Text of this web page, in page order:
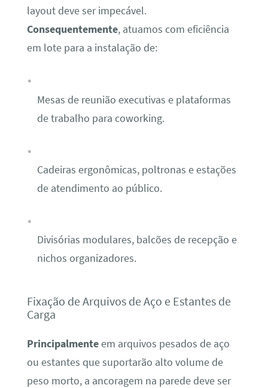
layout deve ser impecável.
Consequentemente, atuamos com eficiência
em lote para a instalação de:
Mesas de reunião executivas e plataformas
de trabalho para coworking.
Cadeiras ergonômicas, poltronas e estações
de atendimento ao público.
Divisórias modulares, balcões de recepção e
nichos organizadores.
Fixação de Arquivos de Aço e Estantes de
Carga
Principalmenteem arquivos pesados de aço
ou estantes que suportarão alto volume de
peso morto, a ancoragem na parede deve ser